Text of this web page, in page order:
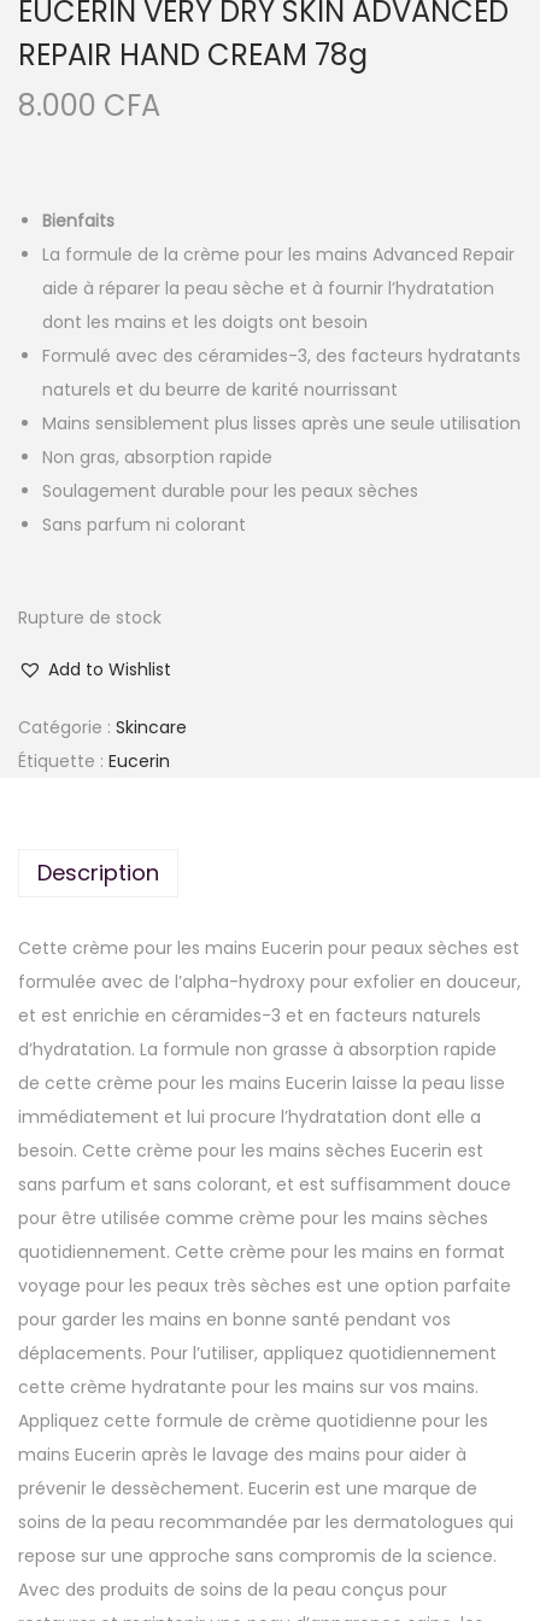
EUCERIN VERY DRY SKIN ADVANCED
REPAIR HAND CREAM 78g
8.000 CFA
Bienfaits
La formule de la crème pour les mains Advanced Repair
aide à réparer la peau sèche et à fournir l’hydratation
dont les mains et les doigts ont besoin
Formulé avec des céramides-3, des facteurs hydratants
naturels et du beurre de karité nourrissant
Mains sensiblement plus lisses après une seule utilisation
Non gras, absorption rapide
Soulagement durable pour les peaux sèches
Sans parfum ni colorant
Rupture de stock
Add to Wishlist
Catégorie : Skincare
Étiquette : Eucerin
Description
Cette crème pour les mains Eucerin pour peaux sèches est
formulée avec de l’alpha-hydroxy pour exfolier en douceur,
et est enrichie en céramides-3 et en facteurs naturels
d’hydratation. La formule non grasse à absorption rapide
de cette crème pour les mains Eucerin laisse la peau lisse
immédiatement et lui procure l’hydratation dont elle a
besoin. Cette crème pour les mains sèches Eucerin est
sans parfum et sans colorant, et est suffisamment douce
pour être utilisée comme crème pour les mains sèches
quotidiennement. Cette crème pour les mains en format
voyage pour les peaux très sèches est une option parfaite
pour garder les mains en bonne santé pendant vos
déplacements. Pour l’utiliser, appliquez quotidiennement
cette crème hydratante pour les mains sur vos mains.
Appliquez cette formule de crème quotidienne pour les
mains Eucerin après le lavage des mains pour aider à
prévenir le dessèchement. Eucerin est une marque de
soins de la peau recommandée par les dermatologues qui
repose sur une approche sans compromis de la science.
Avec des produits de soins de la peau conçus pour